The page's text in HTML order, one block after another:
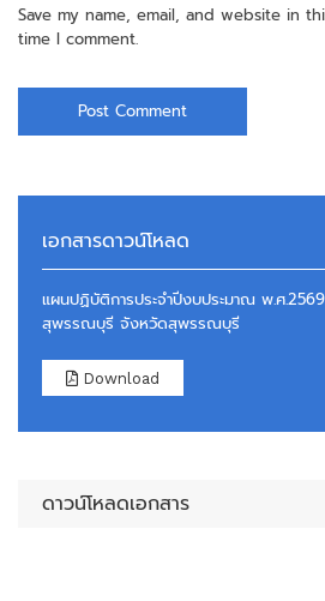
Save my name, email, and website in
time I comment.
เอกสารดาวน์โหลด
แผนปฏิบัติการประจำปีงบประมาณ พ.ศ
สุพรรณบุรี จังหวัดสุพรรณบุรี
Download
ดาวน์โหลดเอกสาร